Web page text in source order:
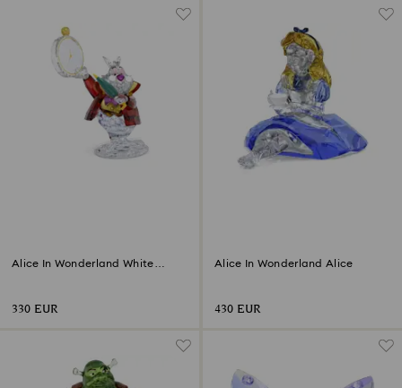
Alice In Wonderland White
330 EUR
Alice In Wonderland Alice
430 EUR